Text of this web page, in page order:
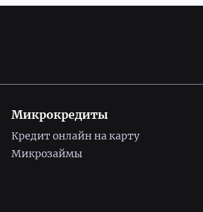
Микрокредиты
Кредит онлайн на карту
Микрозаймы